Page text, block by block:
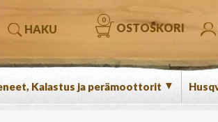
HAKU OSTOSKORI
0
Kalastus ja perämoottorit ▼